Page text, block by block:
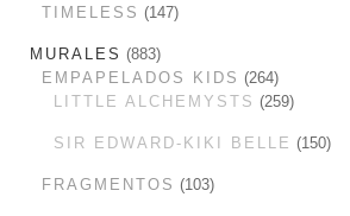
TIMELESS 147
MURALES
883
EMPAPELADOS KIDS
264
LITTLE ALCHEMYSTS
259
SIR EDWARD-KIKI BELLE 150
FRAGMENTOS 103